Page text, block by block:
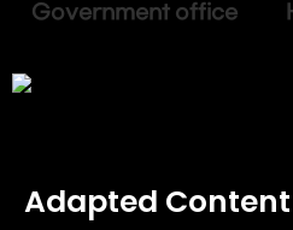
Government office
Adapted Content